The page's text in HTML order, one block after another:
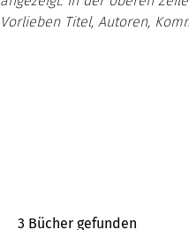
Vorlieben Titel, Autoren,
3 Bücher gefunden